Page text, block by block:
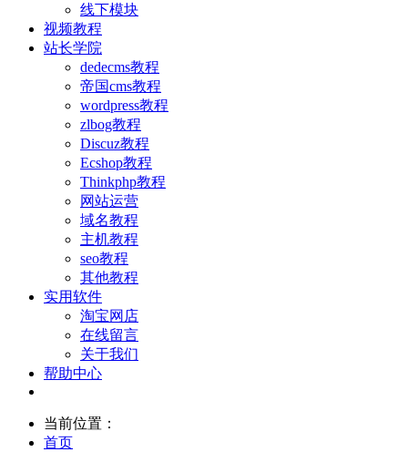
线下模块
视频教程
站长学院
dedecms教程
帝国cms教程
wordpress教程
zlbog教程
Discuz教程
Ecshop教程
Thinkphp教程
网站运营
域名教程
主机教程
seo教程
其他教程
实用软件
淘宝网店
在线留言
关于我们
帮助中心
当前位置：
首页